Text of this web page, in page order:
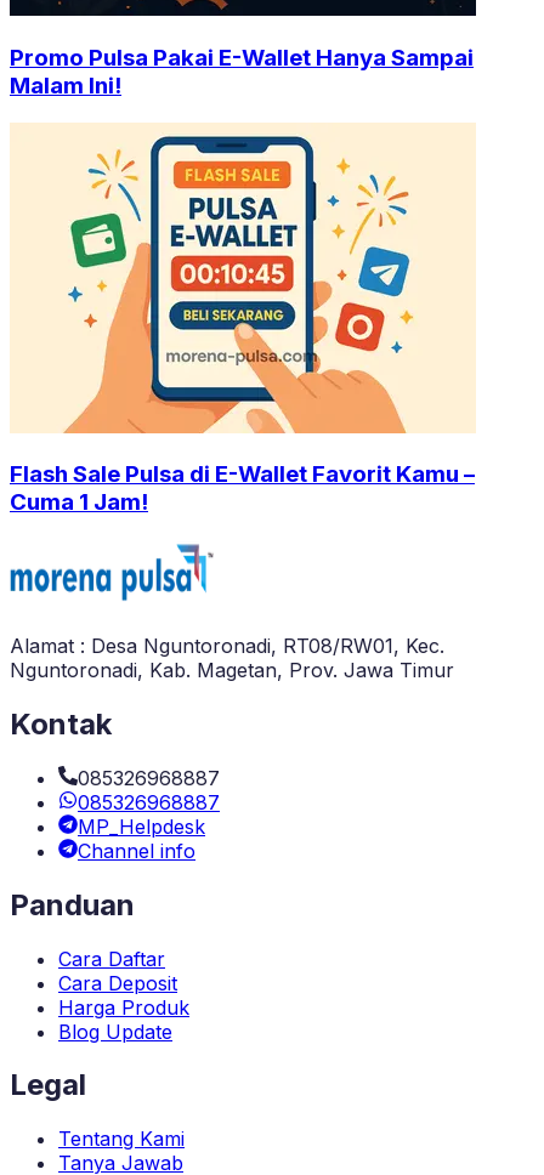
Promo Pulsa Pakai E-Wallet Hanya Sampai
Malam Ini!
Flash Sale Pulsa di E-Wallet Favorit Kamu –
Cuma 1 Jam!
Alamat : Desa Nguntoronadi, RT08/RW01, Kec.
Nguntoronadi, Kab. Magetan, Prov. Jawa Timur
Kontak
085326968887
085326968887
MP_Helpdesk
Channel info
Panduan
Cara Daftar
Cara Deposit
Harga Produk
Blog Update
Legal
Tentang Kami
Tanya Jawab